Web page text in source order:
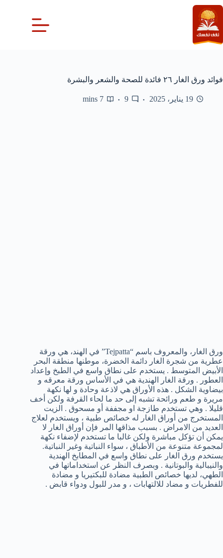
التجاوز
إلى
المحتوى
فوائد ورق الغار ٢٦ فائدة للصحة والشعر والبشرة
19 يناير، 2025 9
7 mins
ورق الغار، والمعروف باسم “Tejpatta” في الهند، هي ورقة
عطرية من شجرة الغار دائمة الخضرة، موطنها منطقة البحر
الأبيض المتوسط . يستخدم على نطاق واسع في الطبخ وإعداد
العطور . ورقة الغار الهندية هي في الأساس ورقة معرقه و
بيضاوية الشكل . هذه الأوراق هي لاذعة وحادة و لها نكهة
مريرة و طعم ورائحة تشبه إلى حد ما لحاء القرفة ولكن أخف
قليلا . وهي تستخدم طازجة او مجففة أو مسحوق . الزيت
المستخرج من أوراق الغار له خصائص طبية ، ويستخدم لعلاج
العديد من الامراض . بسبب مذاقها المر فإن أوراق الغار لا
يمكن أن تؤكل مباشرة ولكن غالبا ما تستخدم لإضفاء نكهة
لمجموعة متنوعة من الأطباق ، سواء النباتية وغير النباتية.
يستخدم ورق الغار على نطاق واسع في المطابخ الهندية
والنيبالية والبوتانية . وبصرف النظر عن استخداماتها في
الطهي، لديها خصائص الطبية مضادة للبكتيريا و مضادة
للفطريات و مضاد للالتهابات ، و مدر للبول ودواء قابض .